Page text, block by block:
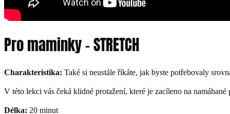
Pro maminky – STRETCH
Charakteristika: Také si neustále říkáte, jak byste potřebovaly
V této lekci vás čeká klidné protažení, které je zacíleno na
Délka: 20 minut